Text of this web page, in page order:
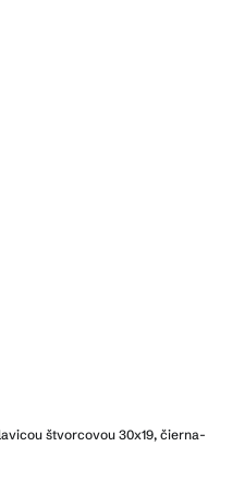
štvorcovou 30x19, čierna-